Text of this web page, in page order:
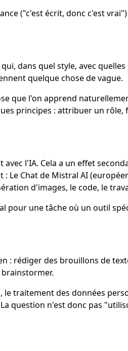
("c'est écrit, donc c'est
dans quel style, avec
quelque chose de vague.
que l'on apprend
principes : attribuer un
l'IA. Cela a un effet
Chat de Mistral AI
d'images, le code, le
une tâche où un outil
: rédiger des brouillons de
traitement des données
question n'est donc pas